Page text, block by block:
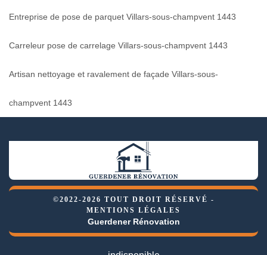
Entreprise de pose de parquet Villars-sous-champvent 1443
Carreleur pose de carrelage Villars-sous-champvent 1443
Artisan nettoyage et ravalement de façade Villars-sous-
champvent 1443
©2022-2026 TOUT DROIT RÉSERVÉ -
MENTIONS LÉGALES
Guerdener Rénovation